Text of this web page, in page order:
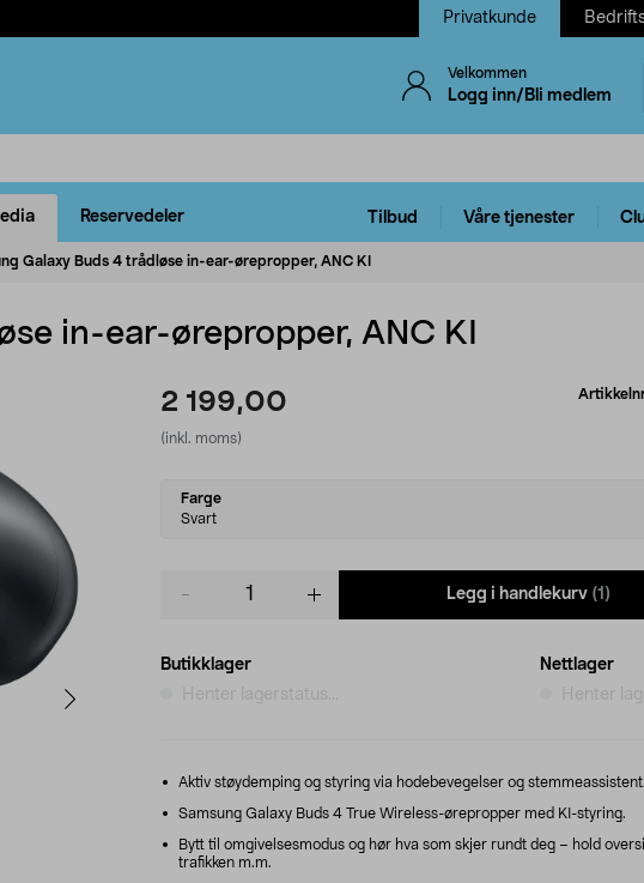
Privatkunde
Velkommen
Logg inn/Bli medlem
Reservedeler Tilbud Våre tjenester
Galaxy Buds 4 trådløse in-ear-ørepropper, ANC KI
in-ear-ørepropper, ANC KI
2 199,00
(inkl. moms)
Select
variant
Farge
Svart
Legg i handlekurv (1)
Butikklager
Henter lagerstatus...
Nettlager
Henter
Aktiv støydemping og styring via hodebevegelser og stemmeassistent.
Samsung Galaxy Buds 4 True Wireless-ørepropper med KI-styring.
Bytt til omgivelsesmodus og hør hva som skjer rundt deg – hold
trafikken m.m.